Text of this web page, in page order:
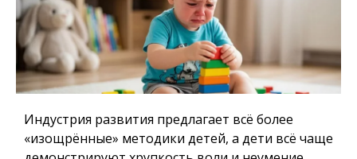
Индустрия развития предлагает всё более
«изощрённые» методики детей, а дети всё чаще